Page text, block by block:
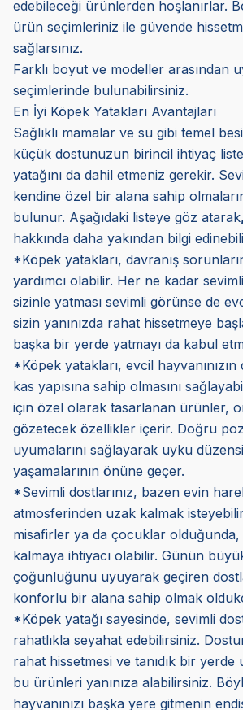
edebileceği ürünlerden hoşlanırlar.
ürün seçimleriniz ile güvende
sağlarsınız.
Farklı boyut ve modeller arasından
seçimlerinde bulunabilirsiniz.
En İyi Köpek Yatakları Avantajları
Sağlıklı mamalar ve su gibi temel
küçük dostunuzun birincil ihtiyaç
yatağını da dahil etmeniz gerekir.
kendine özel bir alana sahip
bulunur. Aşağıdaki listeye göz atarak,
hakkında daha yakından bilgi
*Köpek yatakları, davranış
yardımcı olabilir. Her ne kadar
sizinle yatması sevimli görünse de
sizin yanınızda rahat hissetmeye
başka bir yerde yatmayı da kabul
*Köpek yatakları, evcil hayvanınızın
kas yapısına sahip olmasını
için özel olarak tasarlanan ürünler,
gözetecek özellikler içerir. Doğru
uyumalarını sağlayarak uyku
yaşamalarının önüne geçer.
*Sevimli dostlarınız, bazen evin
atmosferinden uzak kalmak
misafirler ya da çocuklar olduğunda,
kalmaya ihtiyacı olabilir. Günün
çoğunluğunu uyuyarak geçiren
konforlu bir alana sahip olmak
*Köpek yatağı sayesinde, sevimli
rahatlıkla seyahat edebilirsiniz.
rahat hissetmesi ve tanıdık bir yerde
bu ürünleri yanınıza alabilirsiniz.
hayvanınızı başka yere gitmenin